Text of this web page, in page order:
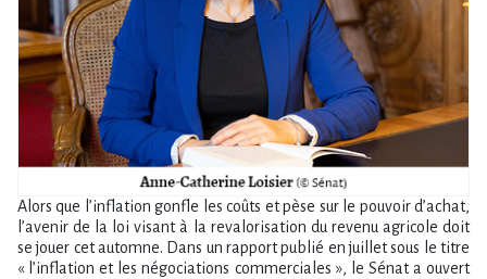
Alors que l’inflation gonfle les coûts et pèse sur le pouvoir d’achat,
l’avenir de la loi visant à la revalorisation du revenu agricole doit
se jouer cet automne. Dans un rapport publié en juillet sous le titre
« l’inflation et les négociations commerciales », le Sénat a ouvert